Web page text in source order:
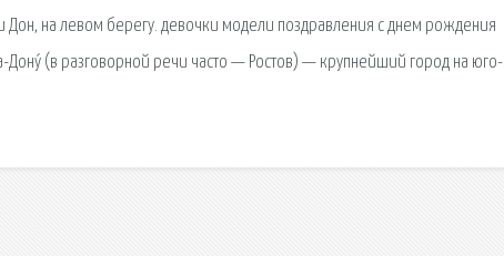
на левом берегу. девочки модели поздравления с днем рождения
(в разговорной речи часто — Ростов) — крупнейший город на юго-